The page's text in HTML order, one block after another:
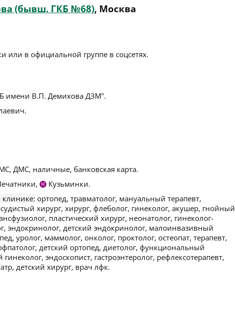
(бывш. ГКБ №68), Москва
или в официальной группе в соцсетях.
имени В.П. Демихова ДЗМ".
ДМС, наличные, банковская карта.
М
Кузьминки.
клинике: ортопед, травматолог, мануальный терапевт,
хирург, хирург, флеболог, гинеколог, акушер, гнойный
пластический хирург, неонатолог, гинеколог-
эндокринолог, детский эндокринолог, малоинвазивный
уролог, маммолог, онколог, проктолог, остеопат, терапевт,
детский ортопед, диетолог, функциональный
эндоскопист, гастроэнтеролог, рефлексотерапевт,
детский хирург, врач лфк.